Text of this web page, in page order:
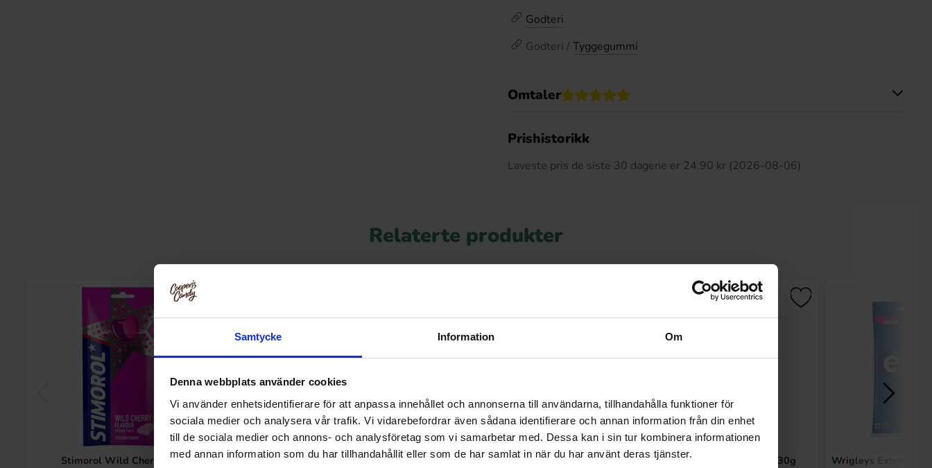
Samtycke Information Om
Denna webbplats använder cookies
Vi använder enhetsidentifierare för att anpassa innehållet och annonserna till användarna, tillhandahålla funktioner för
sociala medier och analysera vår trafik. Vi vidarebefordrar även sådana identifierare och annan information från din enhet
till de sociala medier och annons- och analysföretag som vi samarbetar med. Dessa kan i sin tur kombinera informationen
med annan information som du har tillhandahållit eller som de har samlat in när du har använt deras tjänster.
Godteri
Godteri / Tyggegummi
Omtaler
Prishistorikk
Laveste pris de siste 30 dagene er 24.90 kr (2026-08-06)
Relaterte produkter
Stimorol Wild Cherry 30g Stimorol Peppermint 30g
Wrigleys Extra Refreshers Tropical
V6 Dual Action Ocean Mint 30g
Wrigleys Extra